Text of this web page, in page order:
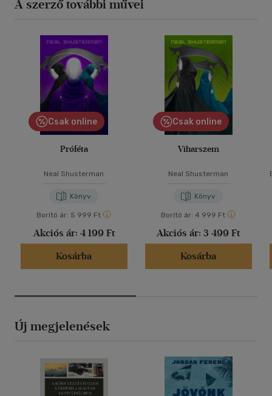
A szerző további művei
Csak online
Próféta
Neal Shusterman
Könyv
Borító ár: 5 999 Ft
Akciós ár: 4 199 Ft
Kosárba
Csak online
Viharszem
Neal Shusterman
Könyv
Borító ár: 4 999 Ft
Akciós ár: 3 499 Ft
Kosárba
Új megjelenések